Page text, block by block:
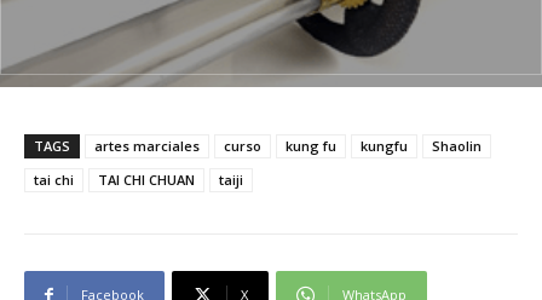
TAGS artes marciales curso kung fu kungfu
Shaolin
tai chi
TAI CHI CHUAN taiji
Facebook X WhatsApp